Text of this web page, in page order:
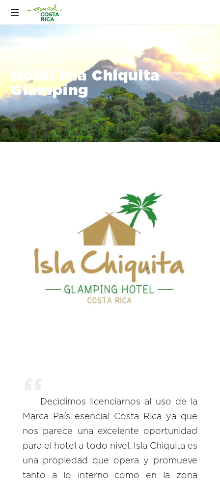
Hotel Isla Chiquita
Glamping
Decidimos licenciarnos al uso de la
Marca País esencial Costa Rica ya que
nos parece una excelente oportunidad
para el hotel a todo nivel. Isla Chiquita es
una propiedad que opera y promueve
tanto a lo interno como en la zona